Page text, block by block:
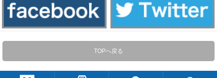
TOPへ戻る